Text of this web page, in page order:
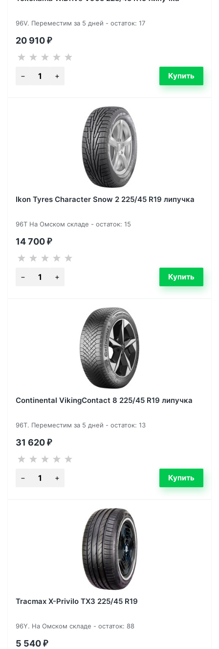
96V. Переместим за 5 дней - остаток: 17
20 910 ₽
Ikon Tyres Character Snow 2 225/45 R19 липучка
96T На Омском складе - остаток: 15
14 700 ₽
Continental VikingContact 8 225/45 R19 липучка
96T. Переместим за 5 дней - остаток: 13
31 620 ₽
Tracmax X-Privilo TX3 225/45 R19
96Y. На Омском складе - остаток: 88
5 540 ₽